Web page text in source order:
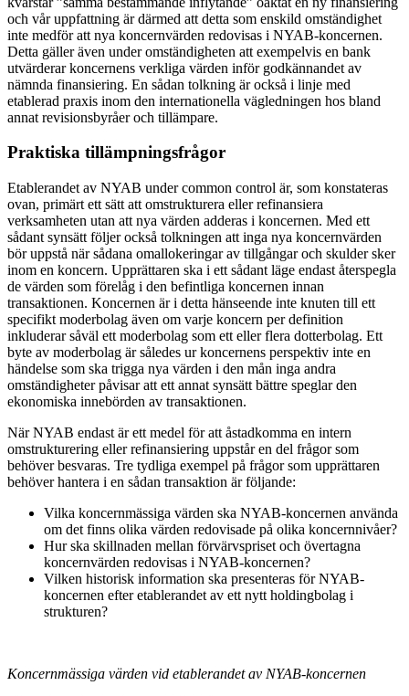
och vår uppfattning är därmed att detta som enskild omständighet
inte medför att nya koncernvärden redovisas i NYAB-koncernen.
Detta gäller även under omständigheten att exempelvis en bank
utvärderar koncernens verkliga värden inför godkännandet av
nämnda finansiering. En sådan tolkning är också i linje med
etablerad praxis inom den internationella vägledningen hos bland
annat revisionsbyråer och tillämpare.
Praktiska tillämpningsfrågor
Etablerandet av NYAB under common control är, som konstateras
ovan, primärt ett sätt att omstrukturera eller refinansiera
verksamheten utan att nya värden adderas i koncernen. Med ett
sådant synsätt följer också tolkningen att inga nya koncernvärden
bör uppstå när sådana omallokeringar av tillgångar och skulder sker
inom en koncern. Upprättaren ska i ett sådant läge endast återspegla
de värden som förelåg i den befintliga koncernen innan
transaktionen. Koncernen är i detta hänseende inte knuten till ett
specifikt moderbolag även om varje koncern per definition
inkluderar såväl ett moderbolag som ett eller flera dotterbolag. Ett
byte av moderbolag är således ur koncernens perspektiv inte en
händelse som ska trigga nya värden i den mån inga andra
omständigheter påvisar att ett annat synsätt bättre speglar den
ekonomiska innebörden av transaktionen.
När NYAB endast är ett medel för att åstadkomma en intern
omstrukturering eller refinansiering uppstår en del frågor som
behöver besvaras. Tre tydliga exempel på frågor som upprättaren
behöver hantera i en sådan transaktion är följande:
Vilka koncernmässiga värden ska NYAB-koncernen använda
om det finns olika värden redovisade på olika koncernnivåer?
Hur ska skillnaden mellan förvärvspriset och övertagna
koncernvärden redovisas i NYAB-koncernen?
Vilken historisk information ska presenteras för NYAB-
koncernen efter etablerandet av ett nytt holdingbolag i
strukturen?
Koncernmässiga värden vid etablerandet av NYAB-koncernen